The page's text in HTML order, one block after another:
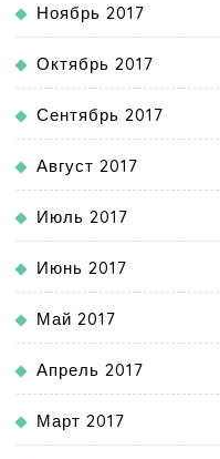
Ноябрь 2017
Октябрь 2017
Сентябрь 2017
Август 2017
Июль 2017
Июнь 2017
Май 2017
Апрель 2017
Март 2017